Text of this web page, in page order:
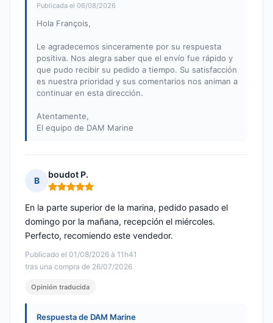
Publicada el 06/08/2026
Hola François,
Le agradecemos sinceramente por su respuesta
positiva. Nos alegra saber que el envío fue rápido y
que pudo recibir su pedido a tiempo. Su satisfacción
es nuestra prioridad y sus comentarios nos animan a
continuar en esta dirección.
Atentamente,
El equipo de DAM Marine
B
boudot P.
Nota: 5 de 5
Publicado el 01/08/2026 à 11h41
tras una compra de 26/07/2026
En la parte superior de la marina, pedido pasado el
domingo por la mañana, recepción el miércoles.
Perfecto, recomiendo este vendedor.
Opinión traducida
Respuesta de DAM Marine